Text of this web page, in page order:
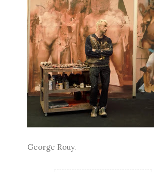
George Rouy.